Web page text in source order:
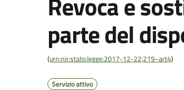
parte del
(urn:nir:stato:legge:2017-12-22;219~art4)
Servizio attivo